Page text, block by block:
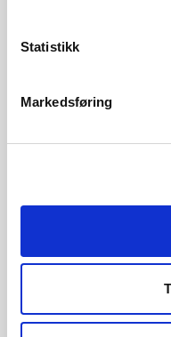
Statistikk
Markedsføring
til
som
012/